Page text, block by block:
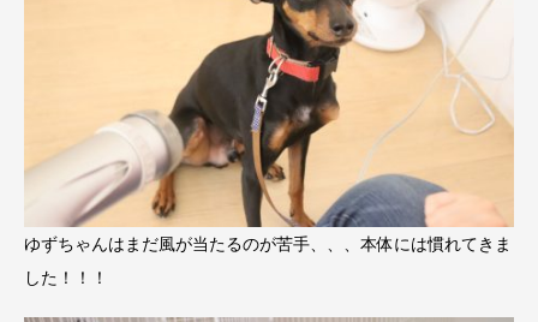
ゆずちゃんはまだ風が当たるのが苦手、、、本体には慣れてきま
した！！！